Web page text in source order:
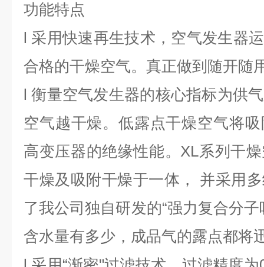
功能特点
l 采用快速再生技术，空气发生器
合格的干燥空气。真正做到随开随
l衡量空气发生器的核心指标为供
空气越干燥。低露点干燥空气将
高变压器的绝缘性能。XL系列干
干燥及吸附干燥于一体， 并采用
了我公司独自研发的“强力复合分
含水量有多少，成品气的露点都将